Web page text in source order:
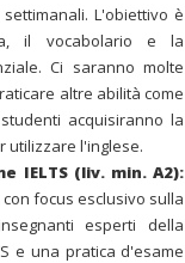
L'obiettivo è
il vocabolario e la
Ci saranno molte
altre abilità come
acquisiranno la
utilizzare l'inglese.
IELTS (liv. min. A2):
focus esclusivo sulla
esperti della
e una pratica d'esame